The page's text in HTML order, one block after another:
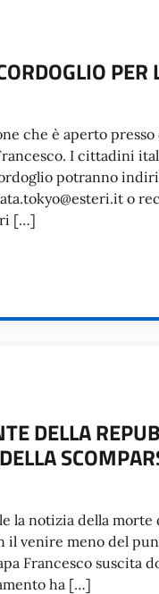
che è aperto presso
I cittadini
potranno
o
[…]
DELLA
la notizia della morte
il venire meno del
Francesco suscita
ha […]